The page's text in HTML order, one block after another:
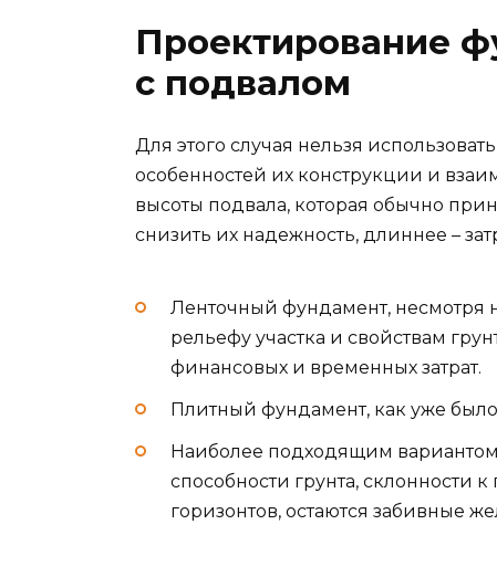
Проектирование
с подвалом
Для этого случая нельзя
особенностей их конструкции и
высоты подвала, которая обычно
снизить их надежность, длиннее –
Ленточный фундамент, несмотря
рельефу участка и свойствам
финансовых и временных затрат.
Плитный фундамент, как уже
Наиболее подходящим
способности грунта,
горизонтов, остаются забивные